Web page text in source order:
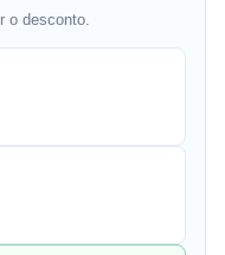
o desconto.